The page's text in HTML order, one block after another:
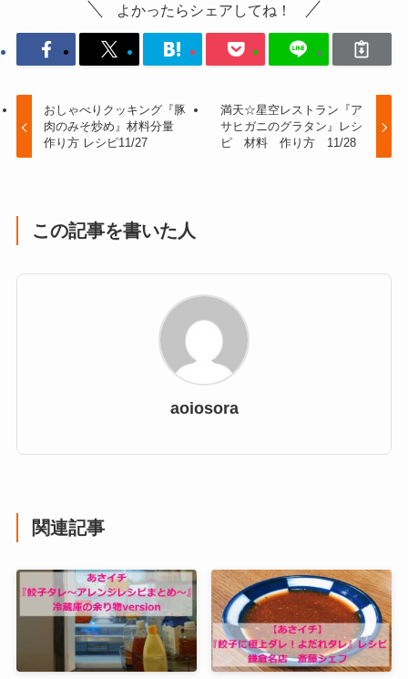
よかったらシェアしてね！
おしゃべりクッキング『豚
肉のみそ炒め』材料分量
作り方 レシピ11/27
満天☆星空レストラン『ア
サヒガニのグラタン』レシ
ピ 材料 作り方 11/28
この記事を書いた人
aoiosora
関連記事